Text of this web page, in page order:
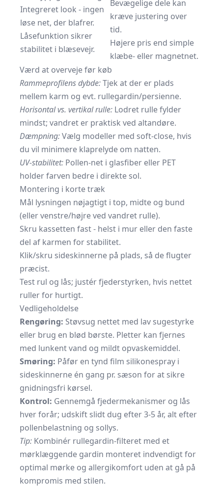
Integreret look - ingen
løse net, der blafrer.
Låsefunktion sikrer
stabilitet i blæsevejr.
Bevægelige dele kan
kræve justering over
tid.
Højere pris end simple
klæbe- eller magnetnet.
Værd at overveje før køb
Rammeprofilens dybde:Tjek at der er plads
mellem karm og evt. rullegardin/persienne.
Horisontal vs. vertikal rulle: Lodret rulle fylder
mindst; vandret er praktisk ved altandøre.
Dæmpning:Vælg modeller med soft-close, hvis
du vil minimere klaprelyde om natten.
UV-stabilitet: Pollen-net i glasfiber eller PET
holder farven bedre i direkte sol.
Montering i korte træk
Mål lysningen nøjagtigt i top, midte og bund
(eller venstre/højre ved vandret rulle).
Skru kassetten fast - helst i mur eller den faste
del af karmen for stabilitet.
Klik/skru sideskinnerne på plads, så de flugter
præcist.
Test rul og lås; justér fjederstyrken, hvis nettet
ruller for hurtigt.
Vedligeholdelse
Rengøring: Støvsug nettet med lav sugestyrke
eller brug en blød børste. Pletter kan fjernes
med lunkent vand og mildt opvaskemiddel.
Smøring: Påfør en tynd film silikonespray i
sideskinnerne én gang pr. sæson for at sikre
gnidningsfri kørsel.
Kontrol: Gennemgå fjedermekanismer og lås
hver forår; udskift slidt dug efter 3-5 år, alt efter
pollenbelastning og sollys.
Tip: Kombinér rullegardin-filteret med et
mørklæggende gardin monteret indvendigt for
optimal mørke og allergikomfort uden at gå på
kompromis med stilen.